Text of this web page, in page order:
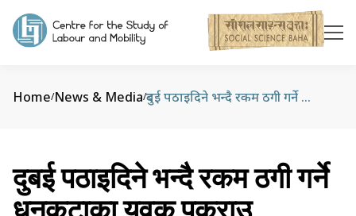
Home/News & Media/ दुबई पठाइदिने भन्दै रकम ठगी गर्ने धनकुटाका युवक पक्राउ
दुबई पठाइदिने भन्दै रकम ठगी गर्ने
धनकुटाका युवक पक्राउ